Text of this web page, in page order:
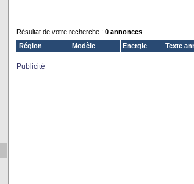
Résultat de votre recherche : 0 annonces
Région
Modèle Energie Texte
Publicité